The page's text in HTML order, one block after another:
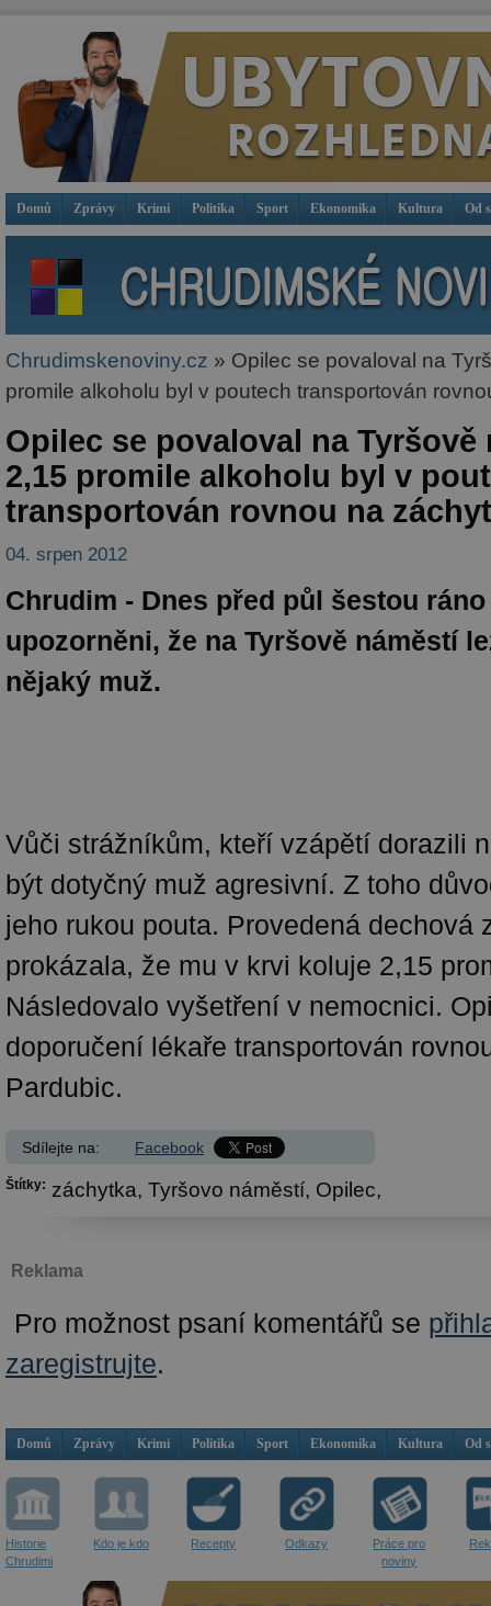
Domů Zprávy Krimi Politika Sport Ekonomika Kultura Od
Chrudimskenoviny.cz » Opilec se povaloval na
promile alkoholu byl v poutech transportován
Opilec se povaloval na Tyršově
2,15 promile alkoholu byl v
transportován rovnou na
04. srpen 2012
Chrudim - Dnes před půl šestou
upozorněni, že na Tyršově náměstí
nějaký muž.
Vůči strážníkům, kteří vzápětí dorazili
být dotyčný muž agresivní. Z toho
jeho rukou pouta. Provedená dechová
prokázala, že mu v krvi koluje 2,15
Následovalo vyšetření v nemocnici.
doporučení lékaře transportován
Pardubic.
Sdílejte na: Facebook
Štítky: záchytka, Tyršovo náměstí, Opilec,
Reklama
Pro možnost psaní komentářů se
zaregistrujte.
Domů Zprávy Krimi Politika Sport Ekonomika Kultura Od
Historie
Chrudimi
Kdo je kdo Recepty Odkazy
Práce pro
noviny